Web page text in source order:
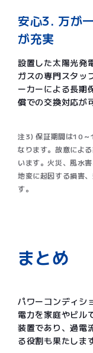
安心3. 万が
が充実
設置した太陽光発
ガスの専門スタッ
ーカーによる長期
償での交換対応が
注3) 保証期間は10～
なります。故意によ
います。火災、風水
地変に起因する損害
す。
まとめ
パワーコンディシ
電力を家庭やビル
装置であり、過電
る役割も果たします